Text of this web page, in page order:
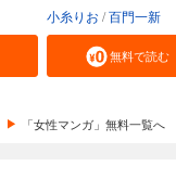
小糸りお 百門一新
無料で読む
「女性マンガ」無料一覧へ